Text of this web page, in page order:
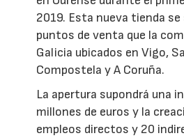
2019. Esta nueva tienda
puntos de venta que la
Galicia ubicados en Vigo,
Compostela y A Coruña.
La apertura supondrá una
millones de euros y la
empleos directos y 20